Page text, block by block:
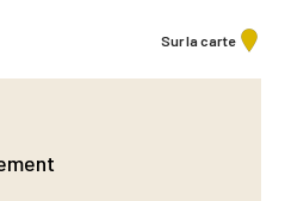
Sur la carte